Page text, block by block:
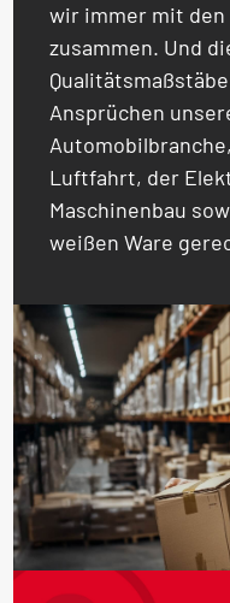
wir immer mit den
zusammen. Und
Ansprüchen
Luftfahrt, der
Maschinenbau
weißen Ware